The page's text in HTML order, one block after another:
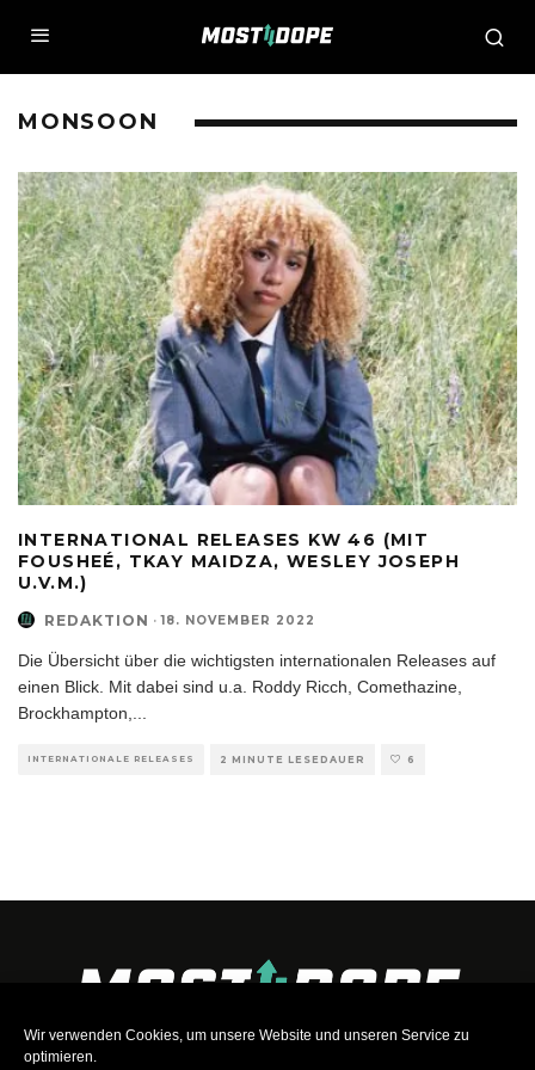
Wir verwenden Cookies, um unsere Website und unseren Service zu
optimieren.
MONSOON
INTERNATIONAL RELEASES KW 46 (MIT
FOUSHEÉ, TKAY MAIDZA, WESLEY JOSEPH
U.V.M.)
REDAKTION · 18. NOVEMBER 2022
Die Übersicht über die wichtigsten internationalen Releases auf
einen Blick. Mit dabei sind u.a. Roddy Ricch, Comethazine,
Brockhampton,
INTERNATIONALE RELEASES 2 MINUTE LESEDAUER 6